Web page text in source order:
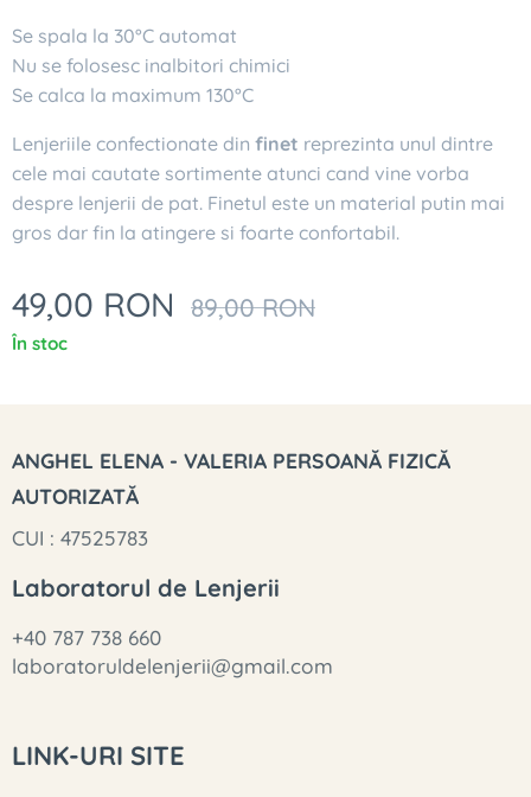
Se spala la 30°C automat
Nu se folosesc inalbitori chimici
Se calca la maximum 130°C
Lenjeriile confectionate din finet reprezinta unul dintre
cele mai cautate sortimente atunci cand vine vorba
despre lenjerii de pat. Finetul este un material putin mai
gros dar fin la atingere si foarte confortabil.
49,00 RON 89,00RON
În stoc
ANGHEL ELENA - VALERIA PERSOANĂ FIZICĂ
AUTORIZATĂ
CUI : 47525783
Laboratorul de Lenjerii
+40 787 738 660
laboratoruldelenjerii@gmail.com
LINK-URI SITE